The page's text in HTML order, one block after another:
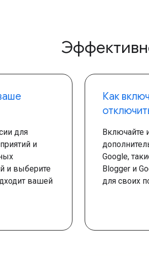
для
и
и выберите
вашей
Как
Включайте
Google,
Blogger и
для своих